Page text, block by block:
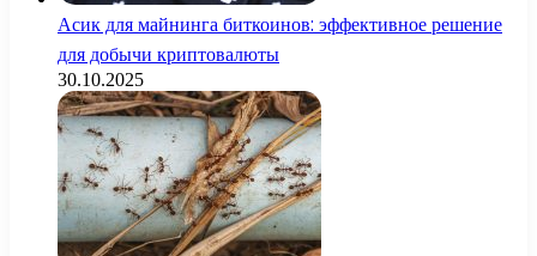
Асик для майнинга биткоинов: эффективное решение
для добычи криптовалюты
30.10.2025